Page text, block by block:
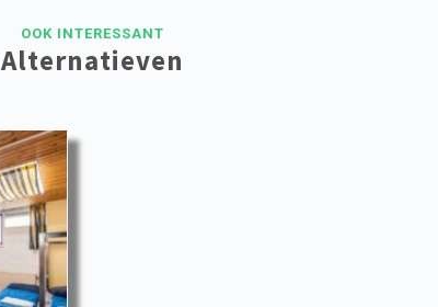
OOK INTERESSANT
Alternatieven